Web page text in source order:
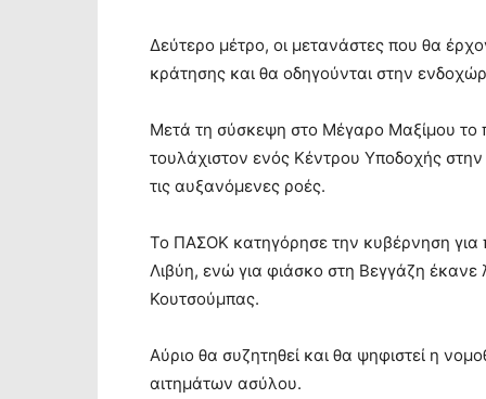
Δεύτερο μέτρο, οι μετανάστες που θα
κράτησης και θα οδηγούνται στην
Μετά τη σύσκεψη στο Μέγαρο Μαξίμου το
τουλάχιστον ενός Κέντρου Υποδοχής στην
τις αυξανόμενες ροές.
Το ΠΑΣΟΚ κατηγόρησε την κυβέρνηση για
Λιβύη, ενώ για φιάσκο στη Βεγγάζη
Κουτσούμπας.
Αύριο θα συζητηθεί και θα ψηφιστεί η
αιτημάτων ασύλου.